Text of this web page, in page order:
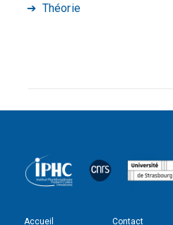
Théorie
Accueil Contact